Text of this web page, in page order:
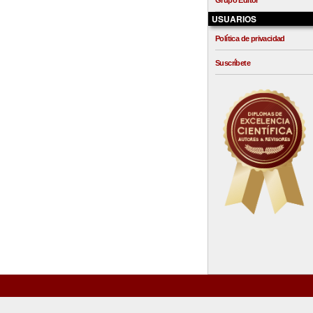
USUARIOS
Política de privacidad
Suscríbete